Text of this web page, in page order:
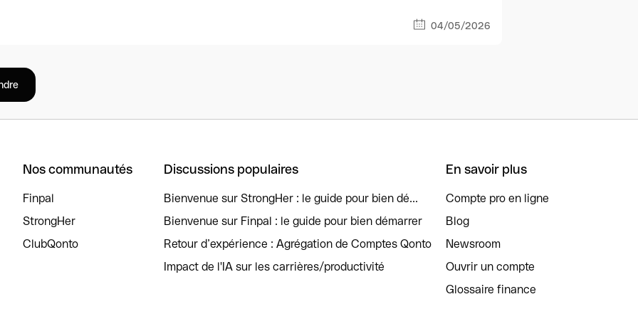
04/05/2026
Nos communautés
Finpal
StrongHer
ClubQonto
Discussions populaires
Bienvenue sur StrongHer : le guide pour bien dé...
Bienvenue sur Finpal : le guide pour bien démarrer
Retour d’expérience : Agrégation de Comptes Qonto
Impact de l'IA sur les carrières/productivité
En savoir plus
Compte pro en ligne
Blog
Newsroom
Ouvrir un compte
Glossaire finance